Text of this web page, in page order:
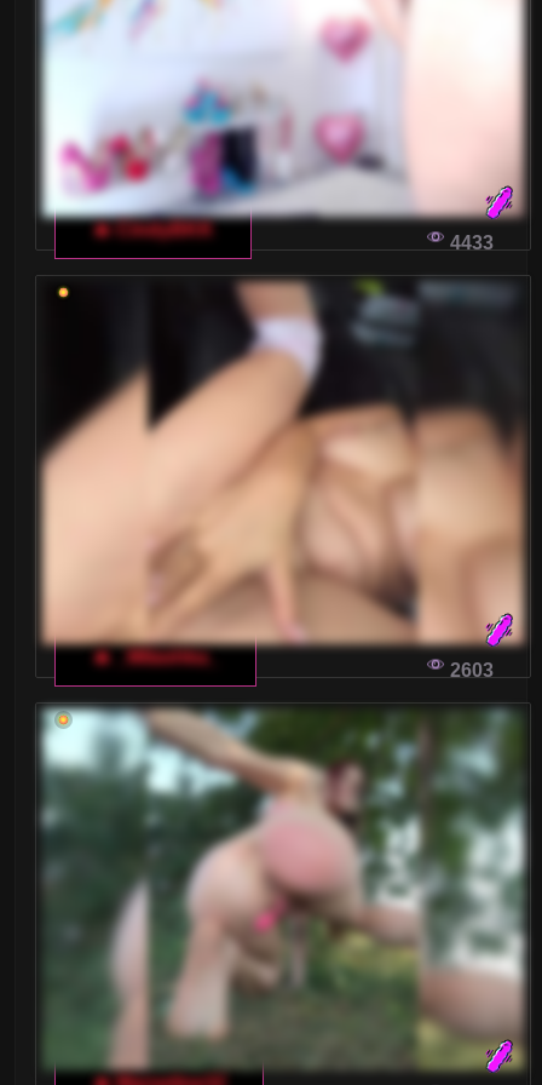
Małe piersi
Nastolatki 18+
Ogolone cipki
Owłosione cipki
Palenie
Rude
Sex Grupowy
Stopy Fetysz
Studentki
Umięśnione
Wielkie Cyce
Wielkie Piersi
Wytrysk kobiecy
XXL
Zabawa analna
Zabawki
Średnie cyce
Żony
🔥 CindyBKK
4433
🔥 _Milashka_
2603